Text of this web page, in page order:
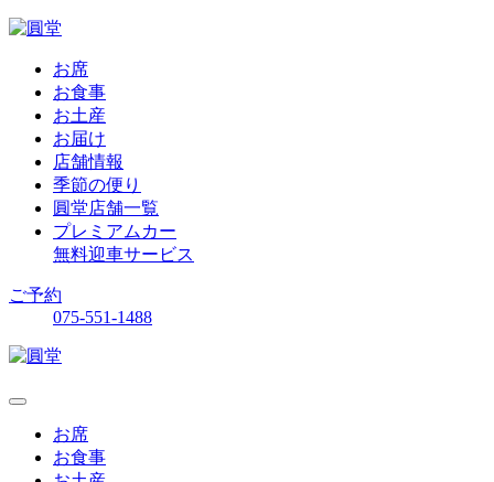
お席
お食事
お土産
お届け
店舗情報
季節の便り
圓堂店舗一覧
プレミアムカー
無料迎車サービス
ご予約
075-551-1488
お席
お食事